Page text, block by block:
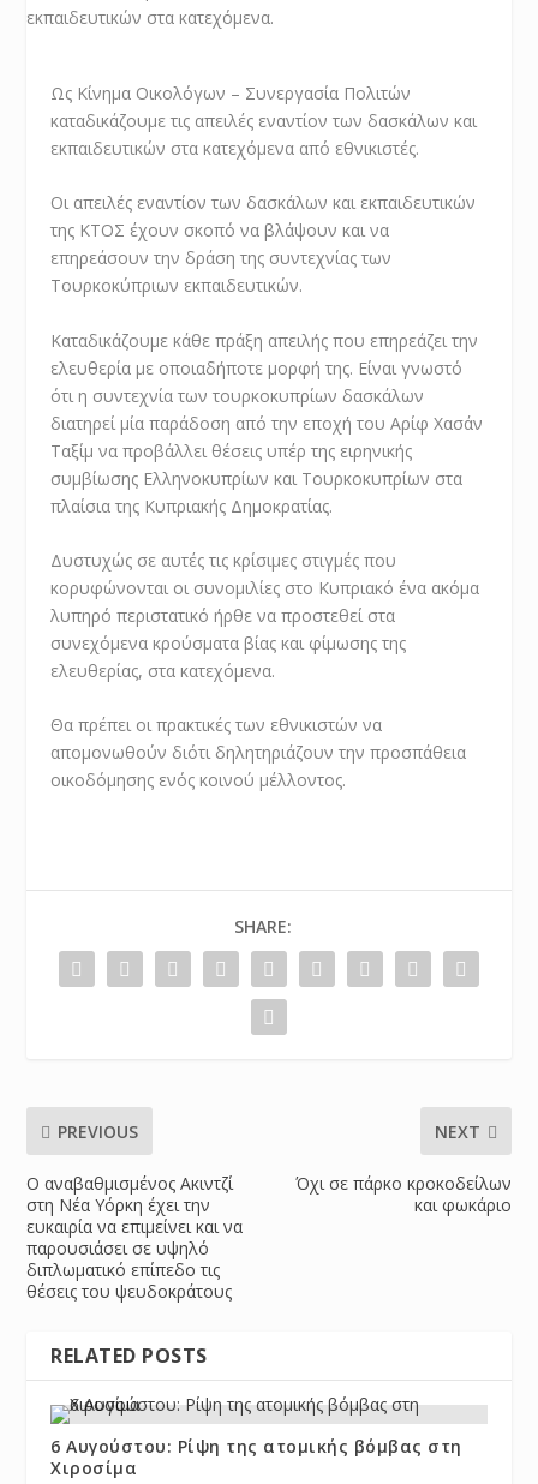
Ως Κίνημα Οικολόγων – Συνεργασία Πολιτών
καταδικάζουμε τις απειλές εναντίον των δασκάλων και
εκπαιδευτικών στα κατεχόμενα από εθνικιστές.
Οι απειλές εναντίον των δασκάλων και εκπαιδευτικών
της ΚΤΟΣ έχουν σκοπό να βλάψουν και να
επηρεάσουν την δράση της συντεχνίας των
Τουρκοκύπριων εκπαιδευτικών.
Καταδικάζουμε κάθε πράξη απειλής που επηρεάζει την
ελευθερία με οποιαδήποτε μορφή της. Είναι γνωστό
ότι η συντεχνία των τουρκοκυπρίων δασκάλων
διατηρεί μία παράδοση από την εποχή του Αρίφ Χασάν
Ταξίμ να προβάλλει θέσεις υπέρ της ειρηνικής
συμβίωσης Ελληνοκυπρίων και Τουρκοκυπρίων στα
πλαίσια της Κυπριακής Δημοκρατίας.
Δυστυχώς σε αυτές τις κρίσιμες στιγμές που
κορυφώνονται οι συνομιλίες στο Κυπριακό ένα ακόμα
λυπηρό περιστατικό ήρθε να προστεθεί στα
συνεχόμενα κρούσματα βίας και φίμωσης της
ελευθερίας, στα κατεχόμενα.
Θα πρέπει οι πρακτικές των εθνικιστών να
απομονωθούν διότι δηλητηριάζουν την προσπάθεια
οικοδόμησης ενός κοινού μέλλοντος.
SHARE:
PREVIOUS
Ο αναβαθμισμένος Ακιντζί
στη Νέα Υόρκη έχει την
ευκαιρία να επιμείνει και να
παρουσιάσει σε υψηλό
διπλωματικό επίπεδο τις
θέσεις του ψευδοκράτους
NEXT
Όχι σε πάρκο κροκοδείλων
και φωκάριο
RELATED POSTS
6 Αυγούστου: Ρίψη της ατομικής βόμβας στη
Χιροσίμα